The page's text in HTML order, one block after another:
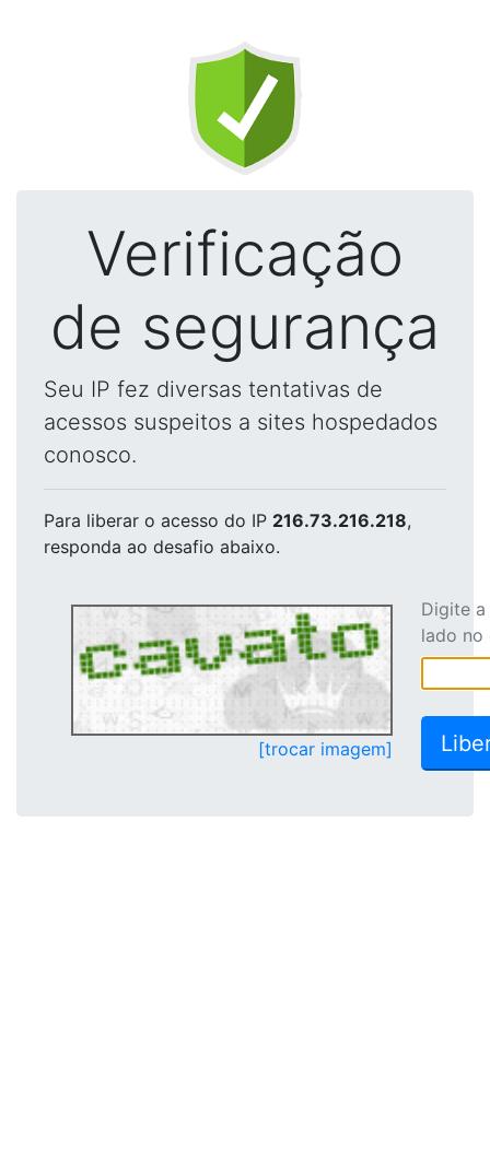
Verificação
de segurança
Seu IP fez diversas tentativas de
acessos suspeitos a sites hospedados
conosco.
Para liberar o acesso do IP 216.73.216.218,
responda ao desafio abaixo.
[trocar imagem]
Digite
lado no